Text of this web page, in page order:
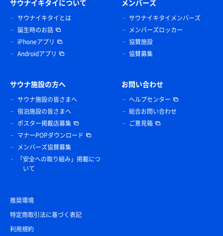
サウナイキタイについて
サウナイキタイとは
誕生時のお話
iPhoneアプリ
Androidアプリ
メンバーズ
サウナイキタイメンバーズ
メンバーズロッカー
協賛施設
協賛募集
サウナ施設の方へ
サウナ施設の皆さまへ
宿泊施設の皆さまへ
ポスター掲載店募集
マナーPOPダウンロード
メンバーズ協賛募集
「安全への取り組み」掲載につ
いて
お問い合わせ
ヘルプセンター
総合お問い合わせ
ご意見箱
推奨環境
特定商取引法に基づく表記
利用規約